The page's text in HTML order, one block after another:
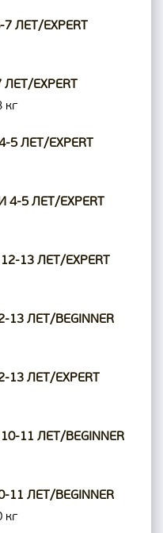
EXPERT
EXPERT
кг
ЛЕТ/EXPERT
5 ЛЕТ/EXPERT
13 ЛЕТ/EXPERT
ЛЕТ/BEGINNER
ЛЕТ/EXPERT
11 ЛЕТ/BEGINNER
ЛЕТ/BEGINNER
кг